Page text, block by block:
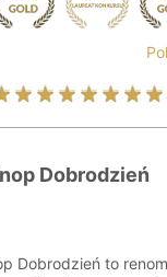
Dobrodzień
Dobrodzień to